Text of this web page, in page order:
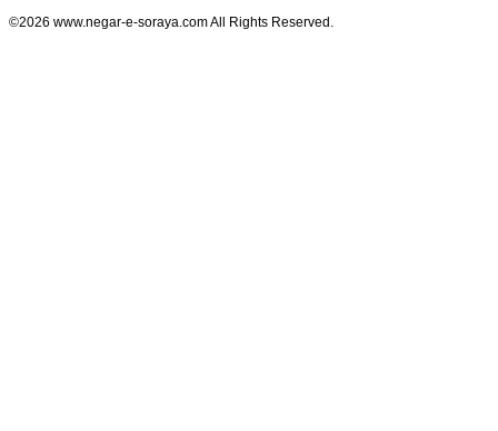
©2026 www.negar-e-soraya.com All Rights Reserved.